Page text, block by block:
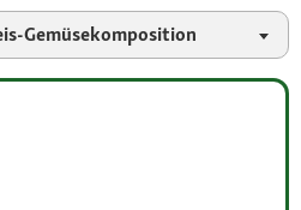
Gemüsekomposition